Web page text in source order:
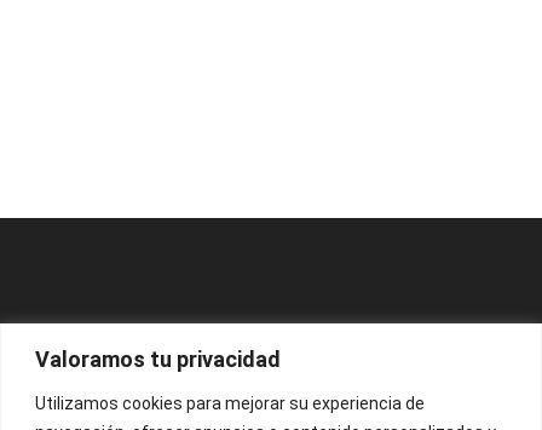
Valoramos tu privacidad
Utilizamos cookies para mejorar su experiencia de